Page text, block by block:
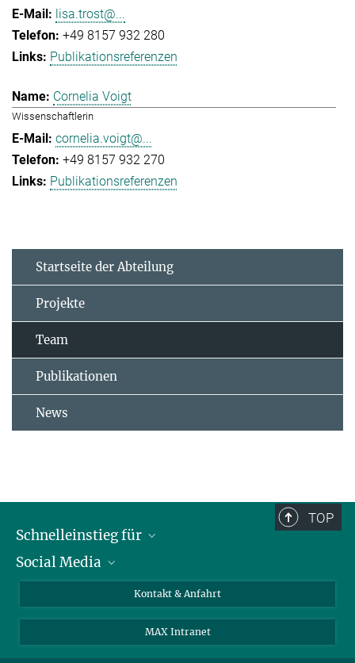
lisa.trost@...
+49 8157 932 280
Publikationsreferenzen
Cornelia Voigt
Wissenschaftlerin
cornelia.voigt@...
+49 8157 932 270
Publikationsreferenzen
Startseite der Abteilung
Projekte
Team
Publikationen
News
TOP
Schnelleinstieg für
Journalist*innen
Social Media
LinkedIn
Kontakt & Anfahrt
MAX Intranet